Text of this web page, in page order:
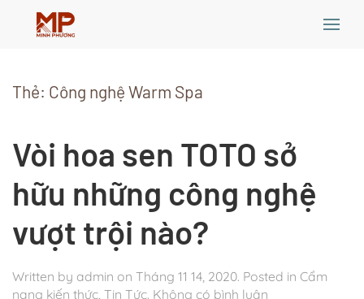
main
Thẻ: Công nghệ Warm Spa
Vòi hoa sen TOTO sở
hữu những công nghệ
vượt trội nào?
Written by admin on Tháng 11 14, 2020. Posted in Cẩm
nang kiến thức, Tin Tức. Không có bình luận